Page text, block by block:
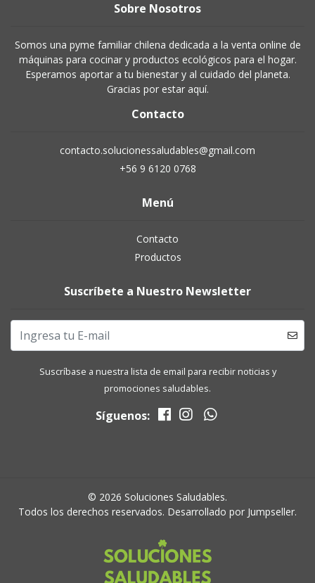
Sobre Nosotros
Somos una pyme familiar chilena dedicada a la venta online de
máquinas para cocinar y productos ecológicos para el hogar.
Esperamos aportar a tu bienestar y al cuidado del planeta.
Gracias por estar aquí.
Contacto
contacto.solucionessaludables@gmail.com
+56 9 6120 0768
Menú
Contacto
Productos
Suscríbete a Nuestro Newsletter
Suscríbase a nuestra lista de email para recibir noticias y
promociones saludables.
Síguenos:
© 2026 Soluciones Saludables.
Todos los derechos reservados. Desarrollado por Jumpseller.